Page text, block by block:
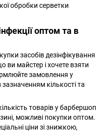
обробки серветки
оптом та в
засобів дезінфікування
ви майстер і хочете взяти
замовлення у
кількості та
товарів у барбершоп
можливі покупки оптом.
ціни зі знижкою,